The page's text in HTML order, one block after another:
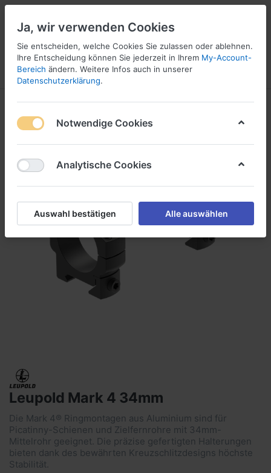
Menü Anmelden Vergleichen
1
Wunschliste
5
Leupold Mark 4 34mm
Die Mark 4® Ringmontagen aus Aluminium sind für
Picatinny-Schienen und Zielfernrohre mit 34mm-
Mittelrohr geeignet. Die präzise gefertigten Halterungen
bieten dank des bewährten Kreuzschlitzdesigns höchste
Stabilität.
Ja, wir verwenden Cookies
Sie entscheiden, welche Cookies Sie zulassen oder ablehnen.
Ihre Entscheidung können Sie jederzeit in Ihrem My-Account-
Bereich ändern. Weitere Infos auch in unserer
Datenschutzerklärung.
Notwendige Cookies
Analytische Cookies
Auswahl bestätigen Alle auswählen